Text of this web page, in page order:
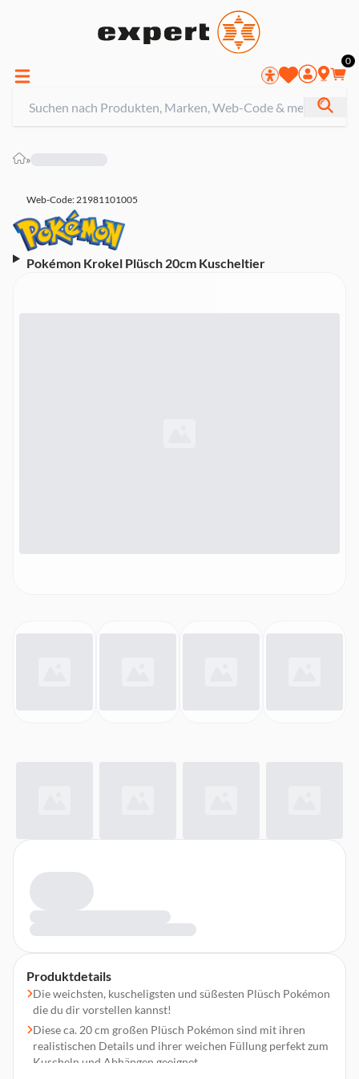
0
»
Web-Code: 21981101005
Pokémon Krokel Plüsch 20cm Kuscheltier
Produktdetails
Die weichsten, kuscheligsten und süßesten Plüsch Pokémon
die du dir vorstellen kannst!
Diese ca. 20 cm großen Plüsch Pokémon sind mit ihren
realistischen Details und ihrer weichen Füllung perfekt zum
Kuscheln und Abhängen geeignet.